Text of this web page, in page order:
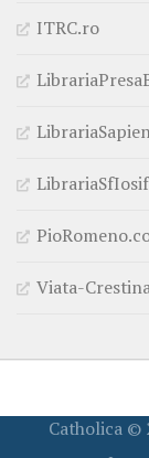
ITRC.ro
Viata-
Catholica ©